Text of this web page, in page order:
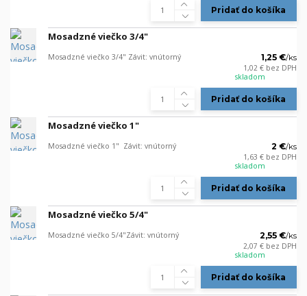
Pridať do košíka
Mosadzné viečko 3/4"
Mosadzné viečko 3/4" Závit: vnútorný 1,25 €/ks
1,02 € bez DPH
skladom
Pridať do košíka
Mosadzné viečko 1"
Mosadzné viečko 1" Závit: vnútorný 2 €/ks
1,63 € bez DPH
skladom
Pridať do košíka
Mosadzné viečko 5/4"
Mosadzné viečko 5/4"Závit: vnútorný 2,55 €/ks
2,07 € bez DPH
skladom
Pridať do košíka